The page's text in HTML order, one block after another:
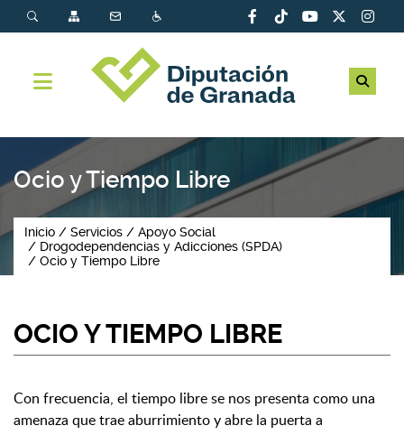
Ocio y Tiempo Libre
Inicio Servicios
Apoyo Social
Drogodependencias y Adicciones (SPDA)
Ocio y Tiempo Libre
OCIO Y TIEMPO LIBRE
Con frecuencia, el tiempo libre se nos presenta como una
amenaza que trae aburrimiento y abre la puerta a